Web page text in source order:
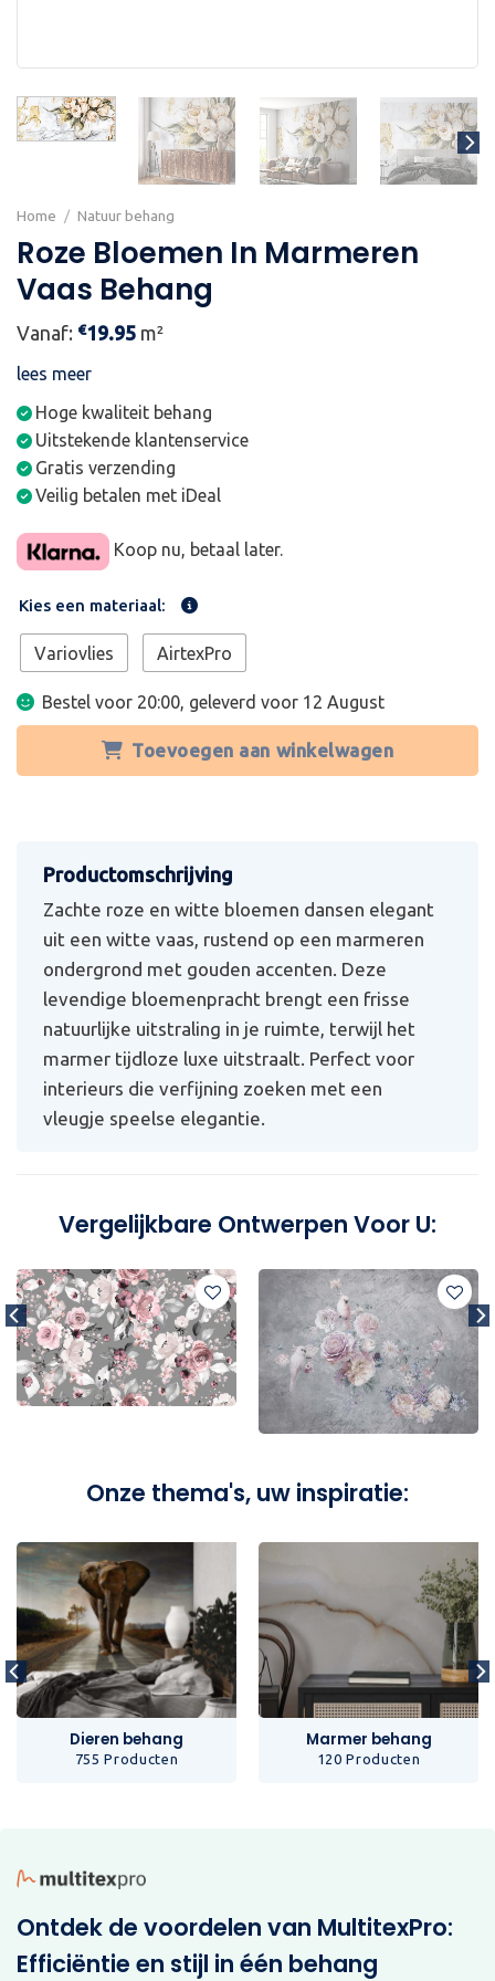
Home / Natuur behang
Roze Bloemen In Marmeren
Vaas Behang
Vanaf: €19.95 m²
lees meer
Hoge kwaliteit behang
Uitstekende klantenservice
Gratis verzending
Veilig betalen met iDeal
Koop nu, betaal later.
Kies een materiaal:
Variovlies AirtexPro
Bestel voor 20:00, geleverd voor 12 August
Toevoegen aan winkelwagen
Zachte roze en witte bloemen dansen elegant
uit een witte vaas, rustend op een marmeren
ondergrond met gouden accenten. Deze
levendige bloemenpracht brengt een frisse
natuurlijke uitstraling in je ruimte, terwijl het
marmer tijdloze luxe uitstraalt. Perfect voor
interieurs die verfijning zoeken met een
vleugje speelse elegantie.
Vergelijkbare Ontwerpen Voor U:
Onze thema's, uw inspiratie:
Dieren behang
755 Producten
Marmer behang
120 Producten
Ontdek de voordelen van MultitexPro:
Efficiëntie en stijl in één behang